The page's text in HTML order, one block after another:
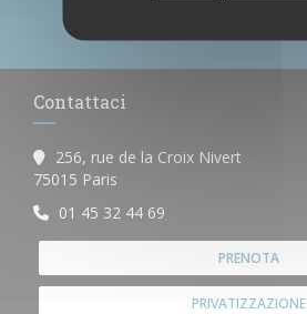
Contattaci
256, rue de la Croix Nivert
75015 Paris
01 45 32 44 69
PRENOTA
PRIVATIZZAZIONE